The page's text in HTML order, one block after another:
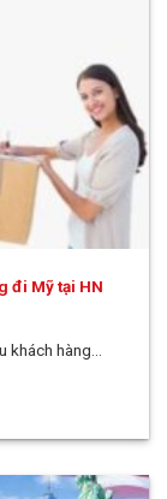
đi Mỹ tại HN
hàng...